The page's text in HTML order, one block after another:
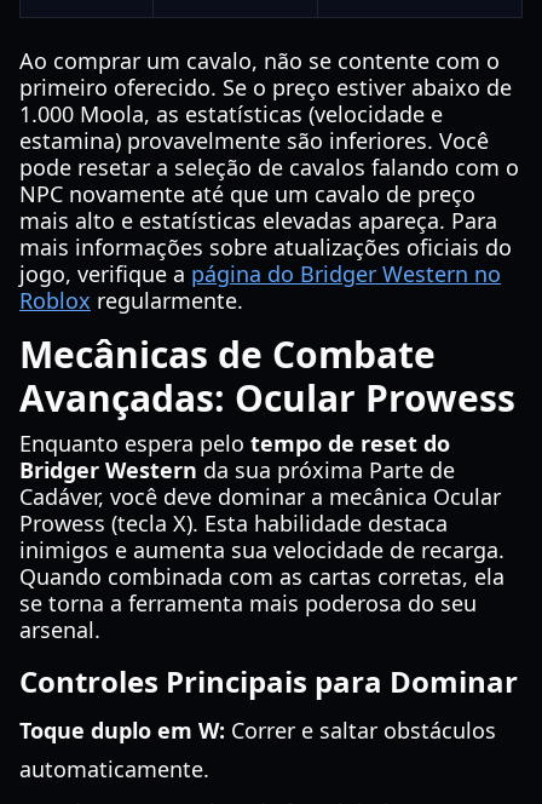
Ao comprar um cavalo, não se contente com o
primeiro oferecido. Se o preço estiver abaixo de
1.000 Moola, as estatísticas (velocidade e
estamina) provavelmente são inferiores. Você
pode resetar a seleção de cavalos falando com o
NPC novamente até que um cavalo de preço
mais alto e estatísticas elevadas apareça. Para
mais informações sobre atualizações oficiais do
jogo, verifique a página do Bridger Western no
Roblox regularmente.
Mecânicas de Combate
Avançadas: Ocular Prowess
Enquanto espera pelo tempo de reset do
Bridger Western da sua próxima Parte de
Cadáver, você deve dominar a mecânica Ocular
Prowess (tecla X). Esta habilidade destaca
inimigos e aumenta sua velocidade de recarga.
Quando combinada com as cartas corretas, ela
se torna a ferramenta mais poderosa do seu
arsenal.
Controles Principais para Dominar
Toque duplo em W: Correr e saltar obstáculos
automaticamente.